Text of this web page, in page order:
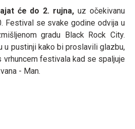
će do 2. rujna, uz očekivanu
Festival se svake godine odvija u
gradu Black Rock City.
u pustinji kako bi proslavili glazbu,
vrhuncem festivala kad se spaljuje
- Man.